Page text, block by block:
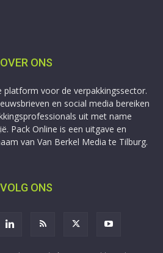
OVER ONS
platform voor de verpakkingssector.
en social media bereiken
uit met name
Pack Online is een uitgave en
van Van Berkel Media te Tilburg.
VOLG ONS